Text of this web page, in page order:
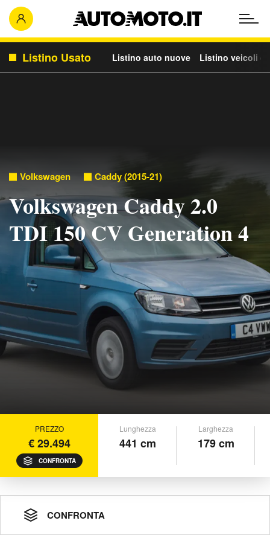
Listino Usato Listino auto nuove Listino veicoli
Volkswagen Caddy (2015-21)
Volkswagen Caddy 2.0
TDI 150 CV Generation 4
PREZZO
€ 29.494
CONFRONTA
Lunghezza
441 cm
Larghezza
179 cm
CONFRONTA